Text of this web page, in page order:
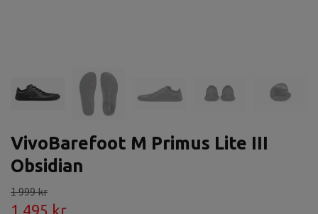
VivoBarefoot M Primus Lite III
Obsidian
1 999 kr
1 495 kr